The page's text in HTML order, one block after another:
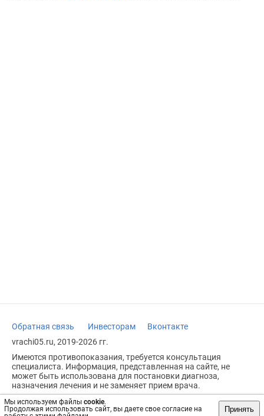
Мы используем файлы cookie.
Продолжая использовать сайт, вы даете свое согласие на
Принять
Обратная связь Инвесторам
Вконтакте
vrachi05.ru, 2019-2026 гг.
Имеются противопоказания, требуется консультация
специалиста. Информация, представленная на сайте, не
может быть использована для постановки диагноза,
назначения лечения и не заменяет прием врача.
Возрастное ограничение: 18+